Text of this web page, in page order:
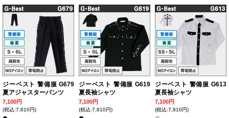
ジーベスト 警備服 G679
夏アジャスターパンツ
7,100円
(税込:7,810円)
ジーベスト 警備服 G619
夏長袖シャツ
7,100円
(税込:7,810円)
ジーベスト 警備服 G613
夏長袖シャツ
7,100円
(税込:7,810円)